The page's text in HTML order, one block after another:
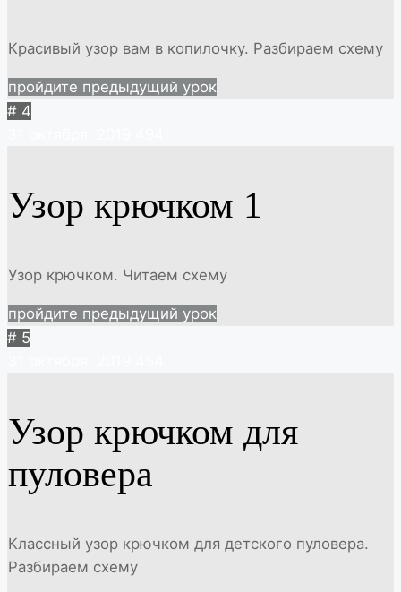
Красивый узор вам в копилочку. Разбираем схему
пройдите предыдущий урок
# 4
Узор крючком 1
Узор крючком. Читаем схему
пройдите предыдущий урок
# 5
Узор крючком для
пуловера
Классный узор крючком для детского пуловера.
Разбираем схему